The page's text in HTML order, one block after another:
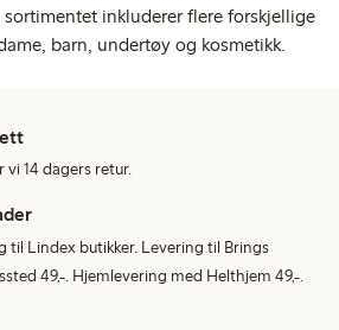
inkluderer flere forskjellige
barn, undertøy og kosmetikk.
vi 14 dagers retur.
til Lindex butikker. Levering til Brings
49,-. Hjemlevering med Helthjem 49,-.